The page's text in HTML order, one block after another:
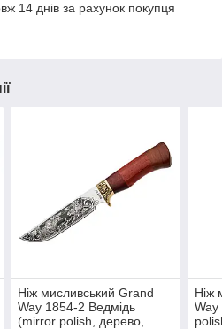
14 днів за рахунок покупця
Ніж мисливський Grand
Way 1854-2 Ведмідь
(mirror polish, дерево,
Ніж